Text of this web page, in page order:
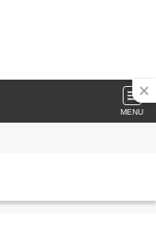
MENU